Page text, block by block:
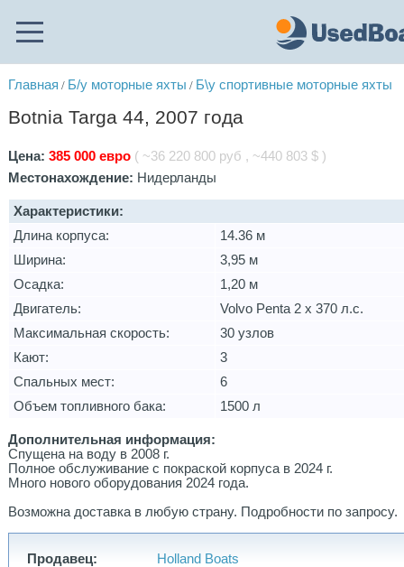
Главная / Б/у моторные яхты / Б\у спортивные моторные яхты
Botnia Targa 44, 2007 года
Цена:385 000 евро ( ~36 220 800 руб , ~440 803 $ )
Местонахождение: Нидерланды
Характеристики:
Длина корпуса:
14.36 м
Ширина:
3,95 м
Осадка:
1,20 м
Двигатель:
Volvo Penta 2 х 370 л.с.
Максимальная скорость:
30 узлов
Кают:
3
Спальных мест:
6
Объем топливного бака:
1500 л
Дополнительная информация:
Спущена на воду в 2008 г.
Полное обслуживание с покраской корпуса в 2024 г.
Много нового оборудования 2024 года.
Возможна доставка в любую страну. Подробности по запросу.
Продавец: Holland Boats